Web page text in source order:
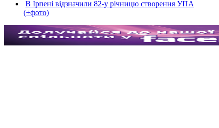
В Ірпені відзначили 82-у річницю створення УПА
(+фото)